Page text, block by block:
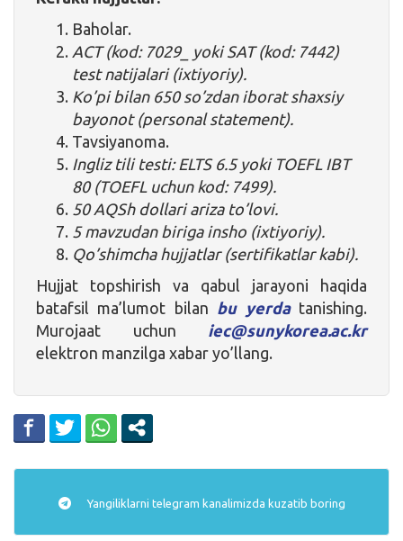
Baholar.
ACT (kod: 7029_ yoki SAT (kod: 7442)
test natijalari (ixtiyoriy).
Ko’pi bilan 650 so’zdan iborat shaxsiy
bayonot (personal statement).
Tavsiyanoma.
Ingliz tili testi: ELTS 6.5 yoki TOEFL IBT
80 (TOEFL uchun kod: 7499).
50 AQSh dollari ariza to’lovi.
5 mavzudan biriga insho (ixtiyoriy).
Qo’shimcha hujjatlar (sertifikatlar kabi).
Hujjat topshirish va qabul jarayoni haqida
batafsil ma’lumot bilan bu yerdatanishing.
Murojaat uchun iec@sunykorea.ac.kr
elektron manzilga xabar yo’llang.
Yangiliklarni telegram kanalimizda kuzatib boring